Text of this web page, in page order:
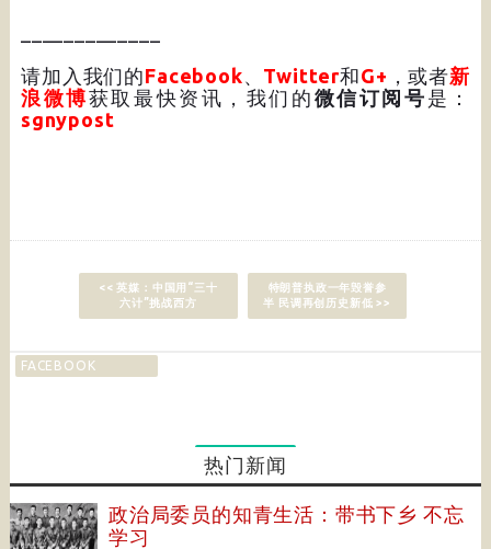
请加入我们的Facebook、 Twitter和G+ ，或者新
浪微博获取最快资讯，我们的 微信订阅号 是：
sgnypost
<< 英媒：中国用“三十
六计”挑战西方
特朗普执政一年毁誉参
半 民调再创历史新低 >>
FACEBOOK
热门新闻
政治局委员的知青生活：带书下乡 不忘
学习